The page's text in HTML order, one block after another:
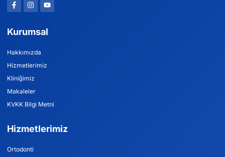
Kurumsal
Hakkımızda
Hizmetlerimiz
Kliniğimiz
Makaleler
KVKK Bilgi Metni
Hizmetlerimiz
Ortodonti